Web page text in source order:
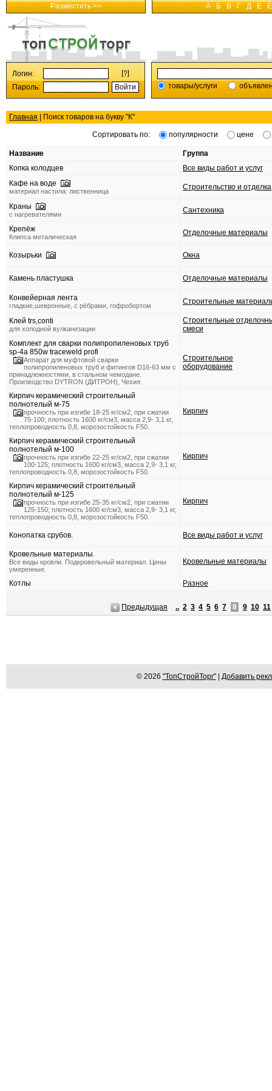
Разместить >> А Б В Г Д Е Ё
Логин:
Пароль:
товары/услуги
Главная | Поиск товаров на букву "К"
Сортировать по: популярности цене
Название
Группа
Копка колодцев
Все виды работ и услуг
Кафе на воде
материал настила: лиственница Строительство и отделка
Краны
с нагревателями Сантехника
Крепёж
Клипса металическая Отделочные материалы
Козырьки Окна
Камень пластушка Отделочные материалы
Конвейерная лента
гладкие,шевронные, с рёбрами, гофробортом Строительные
Клей trs,conti
для холодной вулканизации
Строительные
смеси
Комплект для сварки полипропиленовых труб
sp-4a 850w traceweld profi
Аппарат для муфтовой сварки
полипропиленовых труб и фитингов D16-63 мм с
принадлежностями, в стальном чемодане.
Производство DYTRON (ДИТРОН), Чехия.
Строительное
оборудование
Кирпич керамический строительный
полнотелый м-75
прочность при изгибе 18-25 кг/см2, при сжатии
75-100; плотность 1600 кг/см3, масса 2,9- 3,1 кг,
теплопроводность 0,8, морозостойкость F50.
Кирпич
Кирпич керамический строительный
полнотелый м-100
прочность при изгибе 22-25 кг/см2, при сжатии
100-125; плотность 1600 кг/см3, масса 2,9- 3,1 кг,
теплопроводность 0,8, морозостойкость F50.
Кирпич
Кирпич керамический строительный
полнотелый м-125
прочность при изгибе 25-35 кг/см2, при сжатии
125-150; плотность 1600 кг/см3, масса 2,9- 3,1 кг,
теплопроводность 0,8, морозостойкость F50.
Кирпич
Конопатка срубов. Все виды работ и услуг
Кровельные материалы.
Все виды кровли. Подкровельный материал. Цены
умеренные.
Кровельные материалы
Котлы Разное
Предыдущая .. 2 3 4 5 6 7 8 9 10 11
© 2026 "ТопСтройТорг"| Добавить